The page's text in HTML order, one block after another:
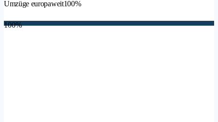
Umzüge europaweit100%
100%